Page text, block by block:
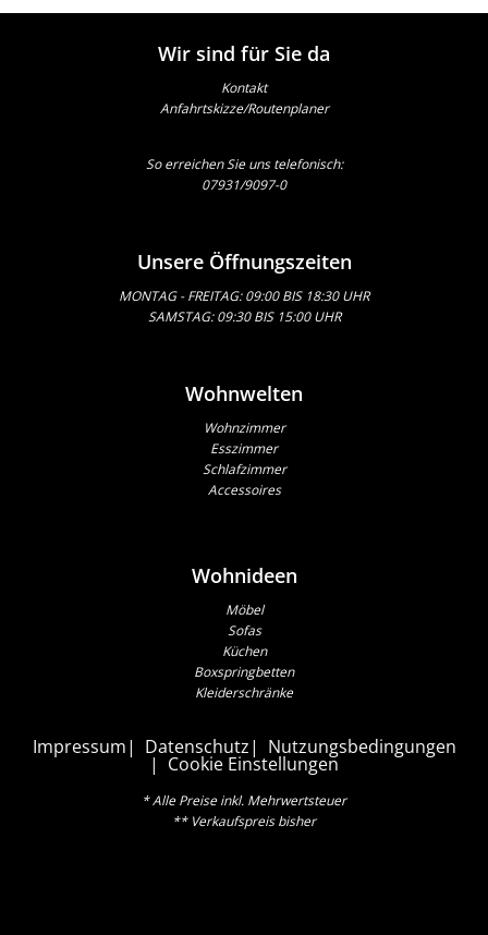
Wir sind für Sie da
Kontakt
Anfahrtskizze/Routenplaner
So erreichen Sie uns telefonisch:
07931/9097-0
Unsere Öffnungszeiten
MONTAG - FREITAG: 09:00 BIS 18:30 UHR
SAMSTAG: 09:30 BIS 15:00 UHR
Wohnwelten
Wohnzimmer
Esszimmer
Schlafzimmer
Accessoires
Wohnideen
Möbel
Sofas
Küchen
Boxspringbetten
Kleiderschränke
Impressum Datenschutz Nutzungsbedingungen
Cookie Einstellungen
* Alle Preise inkl. Mehrwertsteuer
** Verkaufspreis bisher